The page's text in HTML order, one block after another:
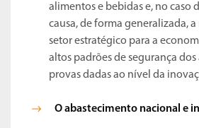
alimentos e bebidas e, no caso
causa, de forma generalizada,
setor estratégico para a
altos padrões de segurança
provas dadas ao nível da
O abastecimento nacional e